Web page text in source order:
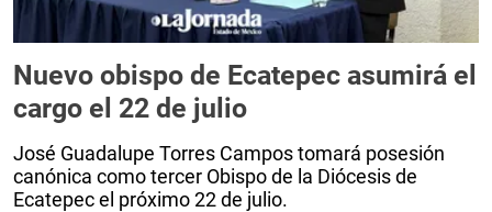
Nuevo obispo de Ecatepec asumirá el
cargo el 22 de julio
José Guadalupe Torres Campos tomará posesión
canónica como tercer Obispo de la Diócesis de
Ecatepec el próximo 22 de julio.